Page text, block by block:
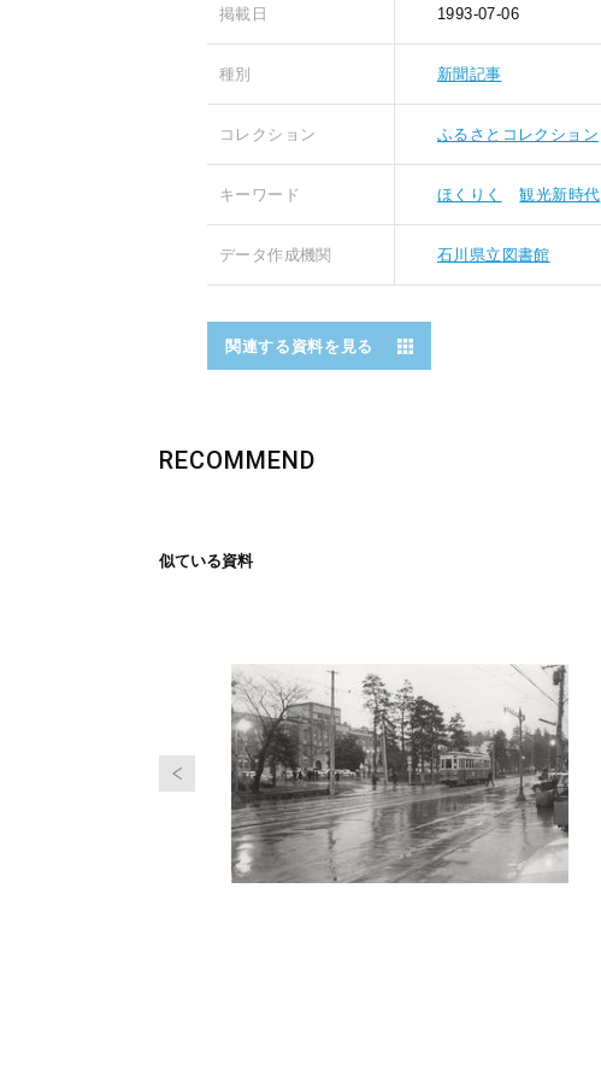
掲載日 1993-07-06
種別 新聞記事
コレクション ふるさとコレクション
キーワード ほくりく 観光新時代
データ作成機関 石川県立図書館
関連する資料を見る
RECOMMEND
似ている資料